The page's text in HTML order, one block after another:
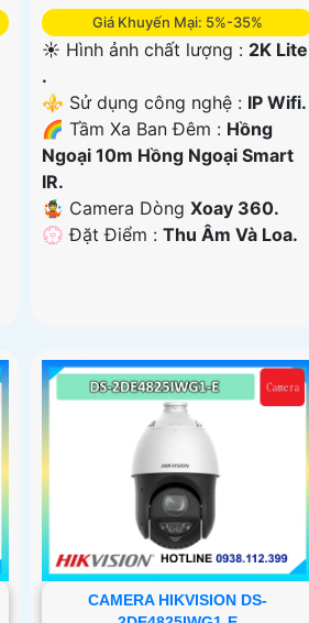
Giá Khuyến Mại: 5%-35%
☀️ Hình ảnh chất lượng : 2K Lite
.
⚜️ Sử dụng công nghệ : IP Wifi.
🌈 Tầm Xa Ban Đêm : Hồng
Ngoại 10m Hồng Ngoại Smart
IR.
🤹 Camera DòngXoay 360.
️💮 Đặt Điểm :Thu Âm Và Loa.
CAMERA HIKVISION DS-